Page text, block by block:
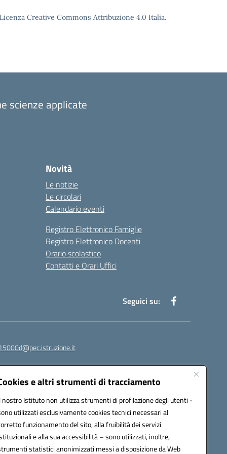
e altri strumenti di tracciamento
nostro Istituto non utilizza strumenti di profilazione degli utenti -
utilizzati esclusivamente cookies tecnici necessari al
funzionamento del sito, alla fruibilità dei servizi
e alla sua accessibilità – sono utilizzati, inoltre,
statistici anonimizzati messi a disposizione da Web
Creative Commons Attribuzione 4.0 Italia.
scienze applicate
Novità
Le notizie
Le circolari
Calendario eventi
Registro Elettronico Famiglie
Registro Elettronico Docenti
Orario scolastico
Contatti e Orari Uffici
Seguici su: